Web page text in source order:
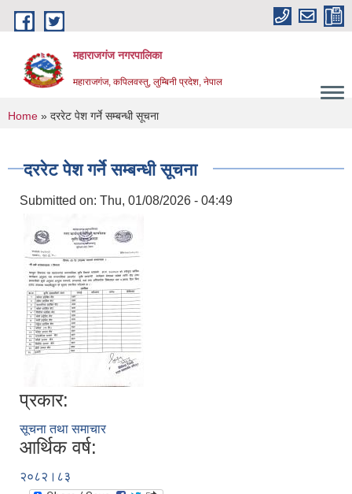
Skip to main content
महाराजगंज नगरपालिका
महाराजगंज, कपिलवस्तु, लुम्बिनी प्रदेश, नेपाल
You are here
Home » दररेट पेश गर्ने सम्बन्धी सूचना
दररेट पेश गर्ने सम्बन्धी सूचना
Submitted on: Thu, 01/08/2026 - 04:49
प्रकार:
सूचना तथा समाचार
आर्थिक वर्ष:
२०८२।८३